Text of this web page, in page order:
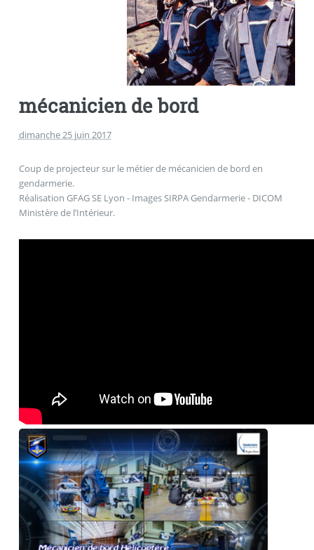
mécanicien de bord
dimanche 25 juin 2017
Coup de projecteur sur le métier de mécanicien de bord en
gendarmerie.
Réalisation GFAG SE Lyon - Images SIRPA Gendarmerie - DICOM
Ministère de l’Intérieur.